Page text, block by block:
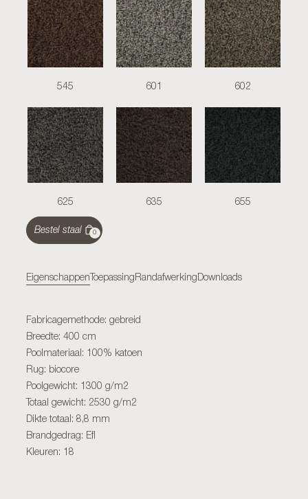
545 601 602
625 635 655
Bestel staal 0
Eigenschappen Toepassing Randafwerking Downloads
Fabricagemethode: gebreid
Breedte: 400 cm
Poolmateriaal: 100% katoen
Rug: biocore
Poolgewicht: 1300 g/m2
Totaal gewicht: 2530 g/m2
Dikte totaal: 8,8 mm
Brandgedrag: Efl
Kleuren: 18